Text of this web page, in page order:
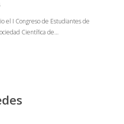
el I Congreso de Estudiantes de
Científica de…